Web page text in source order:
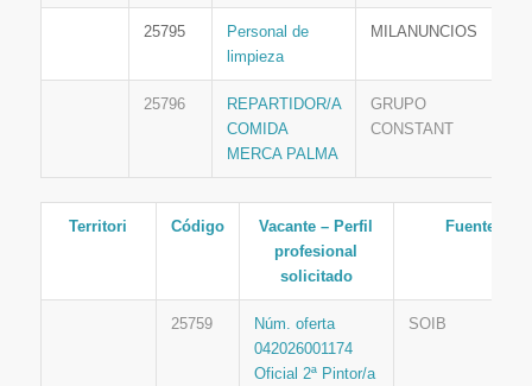
25795
Personal de
limpieza
MILANUNCIOS
25796
REPARTIDOR/A
COMIDA
MERCA PALMA
GRUPO
CONSTANT
Territori Código
Vacante – Perfil
profesional
solicitado
Fuente
25759
Núm. oferta
042026001174
Oficial 2ª Pintor/a
SOIB